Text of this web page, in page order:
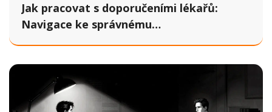
Jak pracovat s doporučeními lékařů:
Navigace ke správnému